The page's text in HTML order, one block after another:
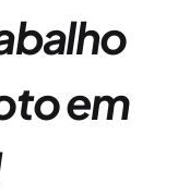
em